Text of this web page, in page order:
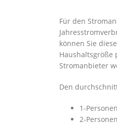
Für den
können Sie
Haushaltsgröße
Stromanbieter
Den
1-
2-